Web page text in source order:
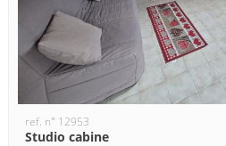
ref. n° 12953
Studio cabine